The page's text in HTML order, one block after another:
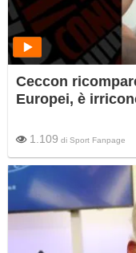
Ceccon
Europei, è
1.109 di Sport Fanpage